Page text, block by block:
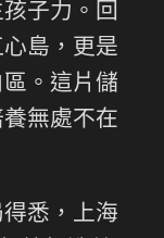
子力。回
島，更是
。這片儲
無處不在
悉，上海